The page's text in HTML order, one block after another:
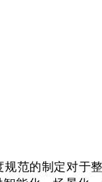
的制定对于